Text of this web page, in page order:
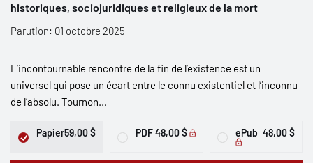
historiques, sociojuridiques et religieux de la mort
Parution: 01 octobre 2025
L’incontournable rencontre de la fin de l’existence est un
universel qui pose un écart entre le connu existentiel et l’inconnu
de l’absolu. Tournon...
Papier59,00 $ PDF48,00 $ ePub 48,00 $